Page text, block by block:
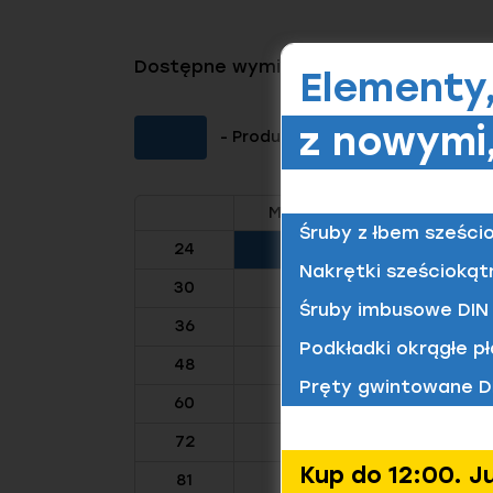
Dostępne wymiary tego produktu
- Produkt dostępny (Kliknij aby
M8 M10 M12
24
30
36
48
60
72
81
z
Śruby z łbem
Nakrętki
Śruby imbusowe DIN
Podkładki okrągłe
Pręty gwintowane
Kup do 12:00.